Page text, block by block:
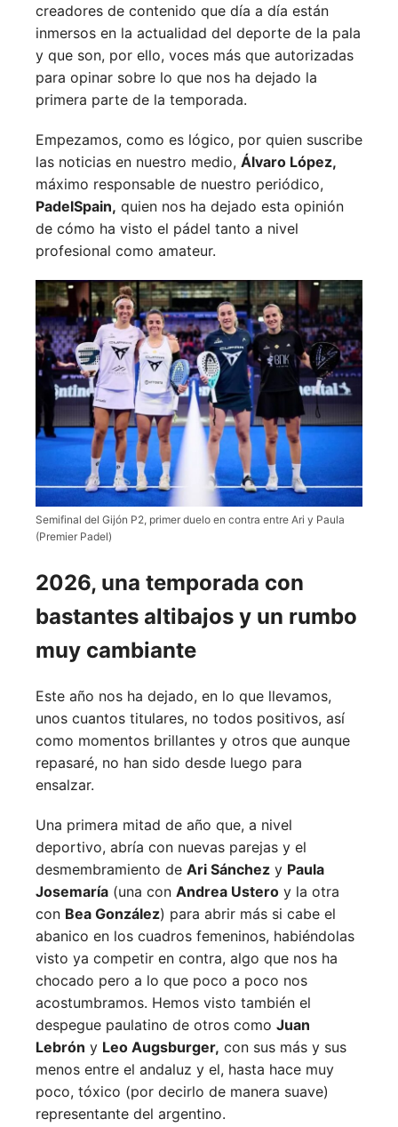
creadores de contenido que día a día están
inmersos en la actualidad del deporte de la pala
y que son, por ello, voces más que autorizadas
para opinar sobre lo que nos ha dejado la
primera parte de la temporada.
Empezamos, como es lógico, por quien suscribe
las noticias en nuestro medio, Álvaro López,
máximo responsable de nuestro periódico,
PadelSpain, quien nos ha dejado esta opinión
de cómo ha visto el pádel tanto a nivel
profesional como amateur.
Semifinal del Gijón P2, primer duelo en contra entre Ari y Paula
(Premier Padel)
2026, una temporada con
bastantes altibajos y un rumbo
muy cambiante
Este año nos ha dejado, en lo que llevamos,
unos cuantos titulares, no todos positivos, así
como momentos brillantes y otros que aunque
repasaré, no han sido desde luego para
ensalzar.
Una primera mitad de año que, a nivel
deportivo, abría con nuevas parejas y el
desmembramiento de Ari Sánchez y Paula
Josemaría (una con Andrea Ustero y la otra
con Bea González) para abrir más si cabe el
abanico en los cuadros femeninos, habiéndolas
visto ya competir en contra, algo que nos ha
chocado pero a lo que poco a poco nos
acostumbramos. Hemos visto también el
despegue paulatino de otros como Juan
Lebrón y Leo Augsburger, con sus más y sus
menos entre el andaluz y el, hasta hace muy
poco, tóxico (por decirlo de manera suave)
representante del argentino.